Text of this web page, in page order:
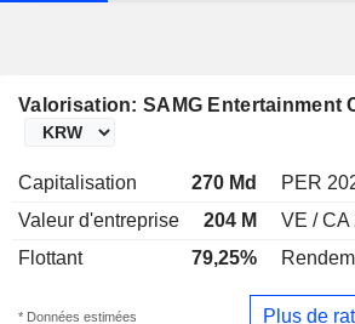
Valorisation: SAMG Entertainment
Capitalisation 270 Md PER
Valeur d'entreprise
204 M VE / CA
Flottant
79,25%
* Données estimées Plus de